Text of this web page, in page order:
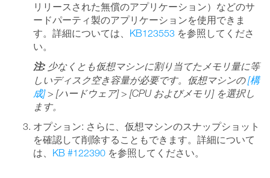
リリースされた無償のアプリケーション）などのサ
ードパーティ製のアプリケーションを使用できま
す。詳細については、 KB123553 を参照してくださ
い。
注: 少なくとも仮想マシンに割り当てたメモリ量に等
しいディスク空き容量が必要です。仮想マシンの[構
成]> [ハードウェア] > [CPU およびメモリ] を選択し
ます。
オプション: さらに、仮想マシンのスナップショット
を確認して削除することもできます。詳細について
は、 KB #122390 を参照してください。